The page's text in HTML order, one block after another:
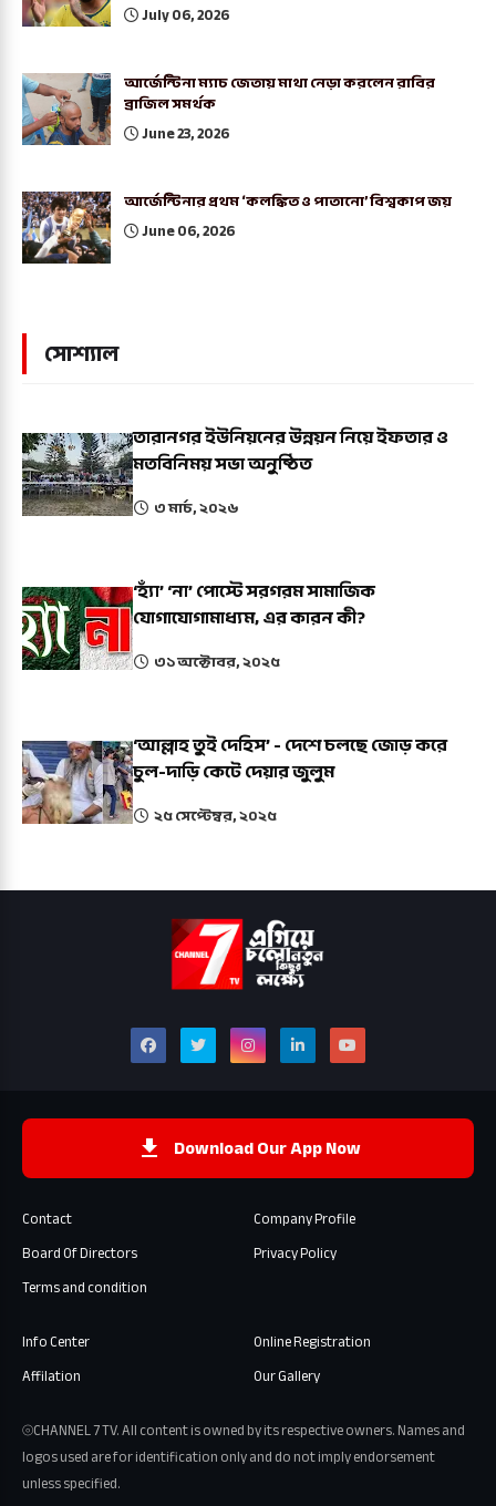
July 06, 2026
আর্জেন্টিনা ম্যাচ জেতায় মাথা নেড়া করলেন রাবির
ব্রাজিল সমর্থক
June 23, 2026
আর্জেন্টিনার প্রথম ‘কলঙ্কিত ও পাতানো’ বিশ্বকাপ জয়
June 06, 2026
সোশ্যাল
তারানগর ইউনিয়নের উন্নয়ন নিয়ে ইফতার ও
মতবিনিময় সভা অনুষ্ঠিত
৩ মার্চ, ২০২৬
‘হ্যাঁ’ ‘না’ পোস্টে সরগরম সামাজিক
যোগাযোগামাধ্যম, এর কারন কী?
৩১ অক্টোবর, ২০২৫
‘আল্লাহ তুই দেহিস’ - দেশে চলছে জোড় করে
চুল-দাড়ি কেটে দেয়ার জুলুম
২৫ সেপ্টেম্বর, ২০২৫
Download Our App Now
Contact
Company Profile
Board Of Directors
Privacy Policy
Terms and condition
Info Center
Online Registration
Affilation
Our Gallery
⦾CHANNEL 7 TV. All content is owned by its respective owners. Names and
logos used are for identification only and do not imply endorsement
unless specified.